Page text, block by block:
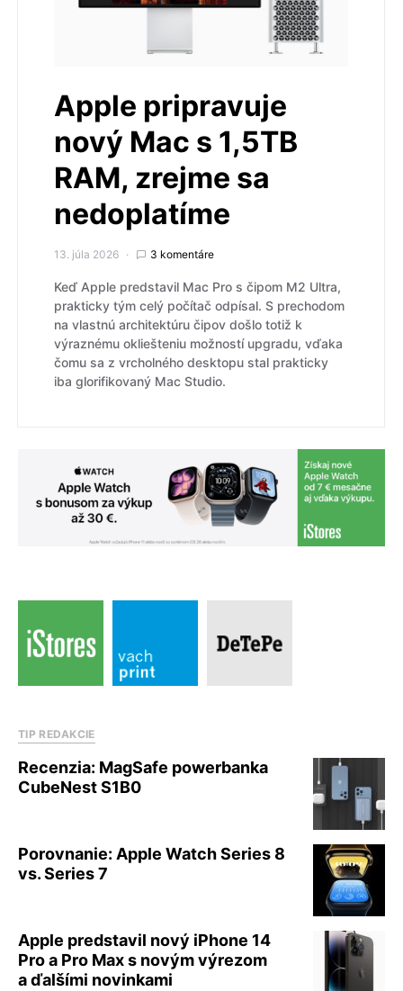
Apple pripravuje
nový Mac s 1,5TB
RAM, zrejme sa
nedoplatíme
13. júla 2026 3 komentáre
Keď Apple predstavil Mac Pro s čipom M2 Ultra,
prakticky tým celý počítač odpísal. S prechodom
na vlastnú architektúru čipov došlo totiž k
výraznému okliešteniu možností upgradu, vďaka
čomu sa z vrcholného desktopu stal prakticky
iba glorifikovaný Mac Studio.
TIP REDAKCIE
Recenzia: MagSafe powerbanka
CubeNest S1B0
Porovnanie: Apple Watch Series 8
vs. Series 7
Apple predstavil nový iPhone 14
Pro a Pro Max s novým výrezom
a ďalšími novinkami